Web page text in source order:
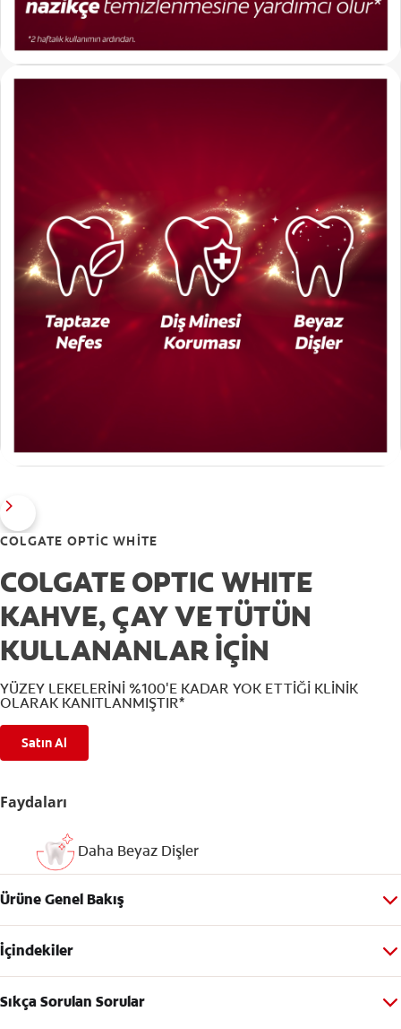
COLGATE OPTIC WHITE
COLGATE OPTIC WHITE
KAHVE, ÇAY VE TÜTÜN
KULLANANLAR İÇİN
YÜZEY LEKELERİNİ %100'E KADAR YOK ETTİĞİ KLİNİK
OLARAK KANITLANMIŞTIR*
Satın Al
Faydaları
Daha Beyaz Dişler
Ürüne Genel Bakış
İçindekiler
Sıkça Sorulan Sorular